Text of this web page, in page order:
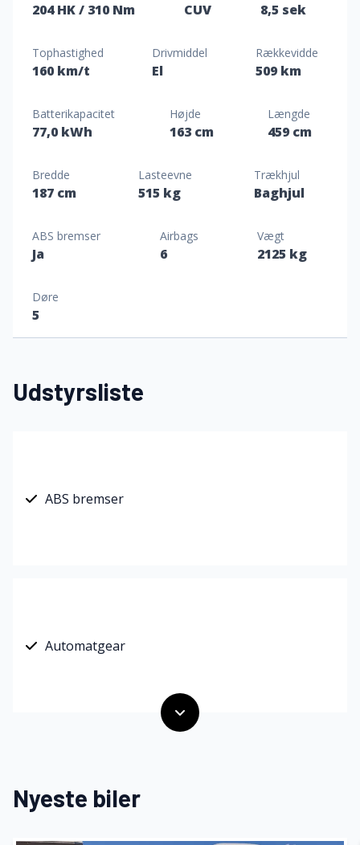
204 HK/ 310 Nm CUV 8,5 sek
Tophastighed
160 km/t
Drivmiddel
El
Rækkevidde
509 km
Batterikapacitet
77,0 kWh
Højde
163 cm
Længde
459 cm
Bredde
187 cm
Lasteevne
515 kg
Trækhjul
Baghjul
ABS bremser
Ja
Airbags
6
Vægt
2125 kg
Døre
5
Udstyrsliste
ABS bremser
Automatgear
Nyeste biler